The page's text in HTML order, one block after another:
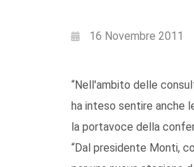
16 Novembre 2011
“Nell'ambito delle
ha inteso sentire anche
la portavoce della
“Dal presidente Monti,